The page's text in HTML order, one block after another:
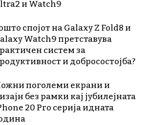
и Watch9
спојот на Galaxy Z Fold8 и
Watch9 претставува
систем за
и добросостојба?
поголеми екрани и
без рамки кај јубилејната
20 Pro серија идната